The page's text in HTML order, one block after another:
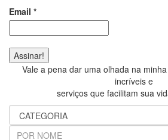
Email *
Vale a pena dar uma olhada na
incríveis e
serviços que facilitam sua